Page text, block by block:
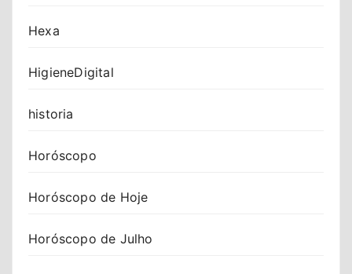
Hexa
HigieneDigital
historia
Horóscopo
Horóscopo de Hoje
Horóscopo de Julho